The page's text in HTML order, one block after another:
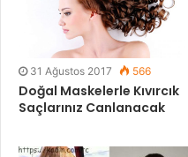
31 Ağustos 2017 566
Doğal Maskelerle Kıvırcık
Saçlarınız Canlanacak